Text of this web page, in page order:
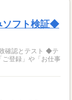
ソフト検証◆
確認とテスト ◆テ